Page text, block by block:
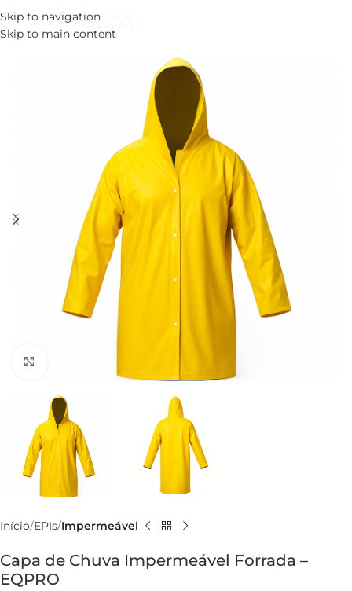
Skip to navigation
Skip to main content
MENU
Início EPIs Impermeável
Capa de Chuva Impermeável Forrada –
EQPRO